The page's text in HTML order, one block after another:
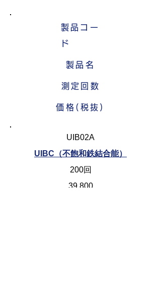
製品コー
ド
製品名
測定回数
価格(税抜)
UIB02A
UIBC（不飽和鉄結合能）
200回
39,800